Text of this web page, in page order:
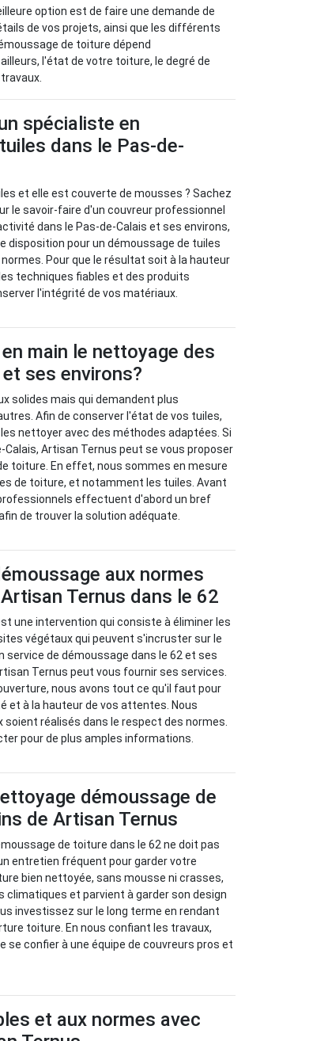
option est de faire une demande de
de vos projets, ainsi que les différents
de toiture dépend
l'état de votre toiture, le degré de
spécialiste en
dans le Pas-de-
et elle est couverte de mousses ? Sachez
le savoir-faire d'un couvreur professionnel
dans le Pas-de-Calais et ses environs,
disposition pour un démoussage de tuiles
Pour que le résultat soit à la hauteur
techniques fiables et des produits
l'intégrité de vos matériaux.
main le nettoyage des
ses environs?
solides mais qui demandent plus
Afin de conserver l'état de vos tuiles,
nettoyer avec des méthodes adaptées. Si
Calais, Artisan Ternus peut se vous proposer
toiture. En effet, nous sommes en mesure
de toiture, et notamment les tuiles. Avant
effectuent d'abord un bref
de trouver la solution adéquate.
aux normes
Ternus dans le 62
une intervention qui consiste à éliminer les
végétaux qui peuvent s'incruster sur le
service de démoussage dans le 62 et ses
Ternus peut vous fournir ses services.
nous avons tout ce qu'il faut pour
et à la hauteur de vos attentes. Nous
soient réalisés dans le respect des normes.
pour de plus amples informations.
démoussage de
de Artisan Ternus
de toiture dans le 62 ne doit pas
entretien fréquent pour garder votre
bien nettoyée, sans mousse ni crasses,
climatiques et parvient à garder son design
investissez sur le long terme en rendant
toiture. En nous confiant les travaux,
se confier à une équipe de couvreurs pros et
et aux normes avec